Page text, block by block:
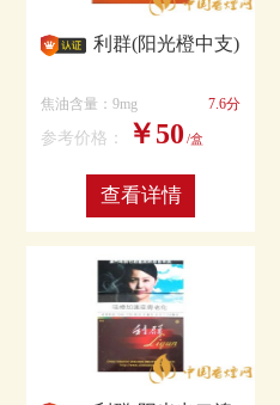
利群(阳光橙中支)
焦油含量：9mg 7.6分
参考价格： ￥50 /盒
查看详情